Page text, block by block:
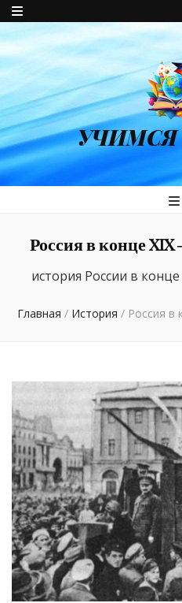
УЧИМСЯ
Россия в конце
история России в
Главная / История / Россия в